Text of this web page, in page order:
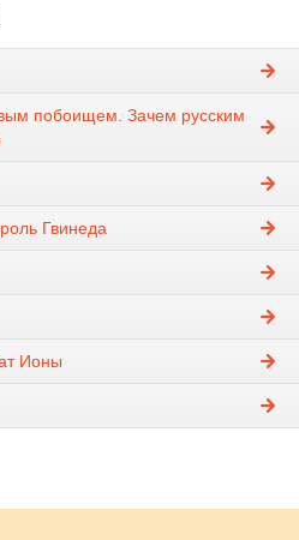
побоищем. Зачем русским
Гвинеда
Ионы